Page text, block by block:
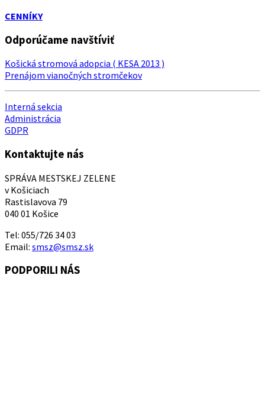
CENNÍKY
Odporúčame navštíviť
Košická stromová adopcia ( KESA 2013 )
Prenájom vianočných stromčekov
Interná sekcia
Administrácia
GDPR
Kontaktujte nás
SPRÁVA MESTSKEJ ZELENE
v Košiciach
Rastislavova 79
040 01 Košice
Tel: 055/726 34 03
Email: smsz@smsz.sk
PODPORILI NÁS